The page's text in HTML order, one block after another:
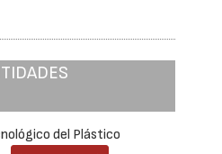
del Plástico